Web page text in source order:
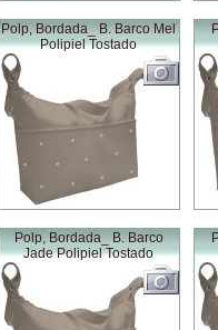
Polp, Bordada_ B. Barco Mel
Polipiel Tostado
Polp, Bordada_ B. Barco
Jade Polipiel Tostado